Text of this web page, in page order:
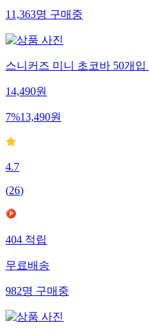
11,363명구매중
스니커즈 미니 초코바 50개
14,490원
7%13,490원
4.7
(26)
404적립
무료배송
982명구매중